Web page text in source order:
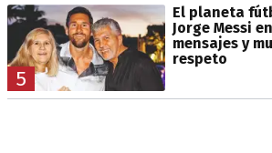
5
El planeta
Jorge Messi
mensajes y
respeto